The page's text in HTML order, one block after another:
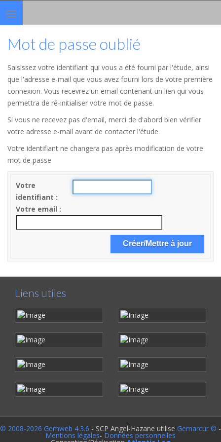
Toggle
navigation
Mot de passe oublié
Saisissez votre identifiant qui vous a été fourni par l'étude, ainsi
que l'adresse e-mail que vous avez fourni lors de votre première
connexion. Vous recevrez un email contenant un lien qui vous
permettra de ré-initialiser votre mot de passe.
Si vous ne recevez pas d'email, merci de d'abord bien vérifier
votre adresse e-mail avant de contacter l'étude.
Votre identifiant ne changera pas après modification de votre
mot de passe
Votre
identifiant
Votre email
Liens utiles
© 2008-2026 Gemweb 4.3.6 - SCP Angel-Hazane utilise Gemarcur © -
Mentions légales- Données personnelles